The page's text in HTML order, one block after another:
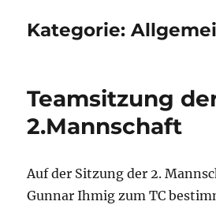
Kategorie:
Teamsitzung
2.Mannschaft
Auf der Sitzung der 2.
Gunnar Ihmig zum TC